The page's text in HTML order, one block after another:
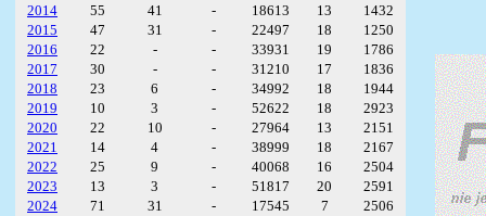
2014
55 41 - 18613 13
1432
2015
47 31 - 22497 18
1250
2016
22 - - 33931 19
1786
2017
30 - - 31210 17
1836
2018
23 6 - 34992 18
1944
2019
10 3 - 52622 18
2923
2020
22 10 - 27964 13
2151
2021
14 4 - 38999 18
2167
2022
25 9 - 40068 16
2504
2023
13 3 - 51817 20
2591
2024
71 31 - 17545 7
2506